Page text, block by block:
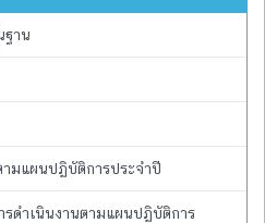
าน
ามแผนปฏิบัติการประจำปี
รดำเนินงานตามแผนปฏิบัติการ